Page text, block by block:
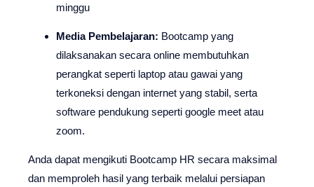
minggu
Media Pembelajaran: Bootcamp yang
dilaksanakan secara online membutuhkan
perangkat seperti laptop atau gawai yang
terkoneksi dengan internet yang stabil, serta
software pendukung seperti google meet atau
zoom.
Anda dapat mengikuti Bootcamp HR secara maksimal
dan memproleh hasil yang terbaik melalui persiapan